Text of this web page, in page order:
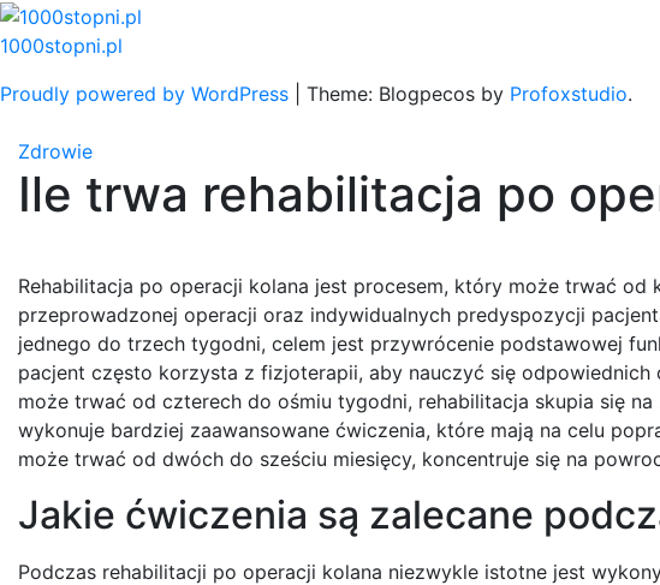
Skip
to
1000stopni.pl
Proudly powered by WordPress
Theme: Blogpecos by Profoxstudio.
Zdrowie
Ile trwa rehabilitacja po
Rehabilitacja po operacji kolana jest procesem, który może trwać
przeprowadzonej operacji oraz indywidualnych predyspozycji
jednego do trzech tygodni, celem jest przywrócenie podstawowej
pacjent często korzysta z fizjoterapii, aby nauczyć się
może trwać od czterech do ośmiu tygodni, rehabilitacja skupia się
wykonuje bardziej zaawansowane ćwiczenia, które mają na celu
może trwać od dwóch do sześciu miesięcy, koncentruje się na
Jakie ćwiczenia są zalecane
Podczas rehabilitacji po operacji kolana niezwykle istotne jest